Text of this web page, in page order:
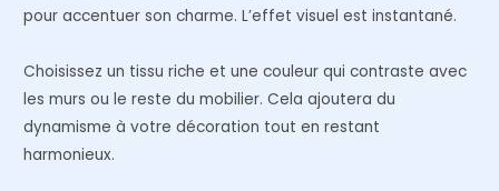
pour accentuer son charme. L’effet visuel est instantané.
Choisissez un tissu riche et une couleur qui contraste avec
les murs ou le reste du mobilier. Cela ajoutera du
dynamisme à votre décoration tout en restant
harmonieux.